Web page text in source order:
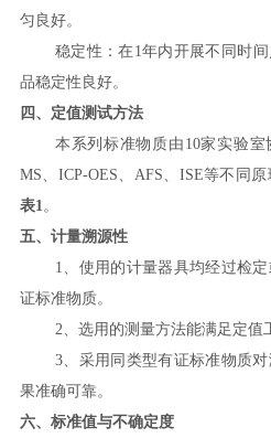
匀良好。
稳定性：在1年内开展不同时
品稳定性良好。
四、定值测试方法
本系列标准物质由 10家 实验室
MS、 ICP-OES、 AFS、 ISE等不同原
表1。
五、 计量溯源性
1、使用的计量器具均经过检
证标准物质。
2、选用的测量方法能满足定值
3、采用同类型有证标准物质
果准确可靠。
六、标准值与不确定度